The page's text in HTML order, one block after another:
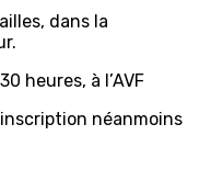
dans la
heures, à l’AVF
néanmoins